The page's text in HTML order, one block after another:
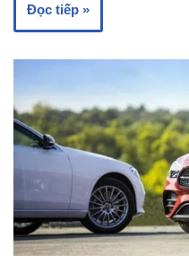
Đọc tiếp »